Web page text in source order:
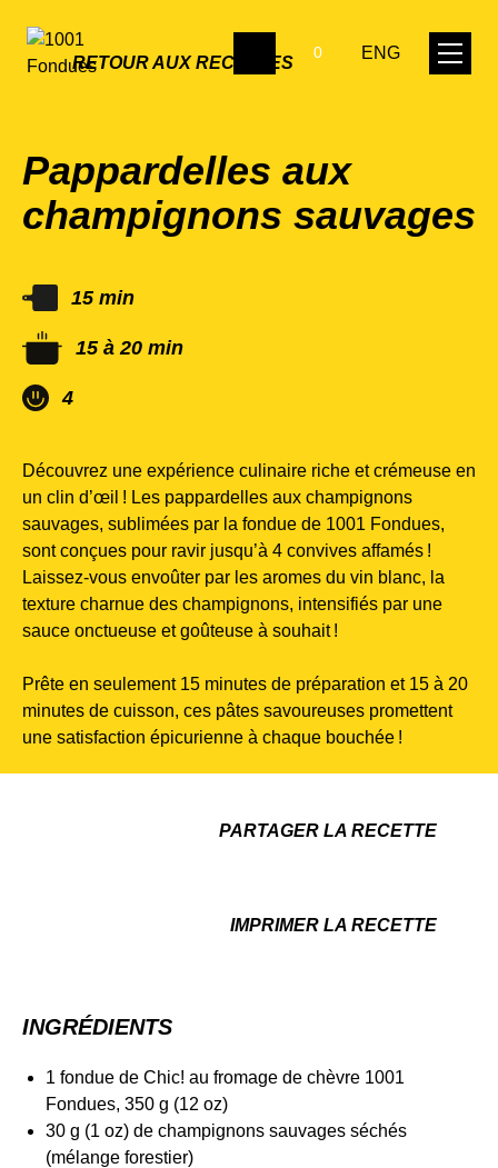
0 ENG
RETOUR AUX RECETTES
Pappardelles aux
champignons sauvages
15 min
15 à 20 min
4
Découvrez une expérience culinaire riche et crémeuse en
un clin d’œil ! Les pappardelles aux champignons
sauvages, sublimées par la fondue de 1001 Fondues,
sont conçues pour ravir jusqu’à 4 convives affamés !
Laissez-vous envoûter par les aromes du vin blanc, la
texture charnue des champignons, intensifiés par une
sauce onctueuse et goûteuse à souhait !
Prête en seulement 15 minutes de préparation et 15 à 20
minutes de cuisson, ces pâtes savoureuses promettent
une satisfaction épicurienne à chaque bouchée !
PARTAGER LA RECETTE
IMPRIMER LA RECETTE
INGRÉDIENTS
1 fondue de Chic! au fromage de chèvre 1001
Fondues, 350 g (12 oz)
30 g (1 oz) de champignons sauvages séchés
(mélange forestier)